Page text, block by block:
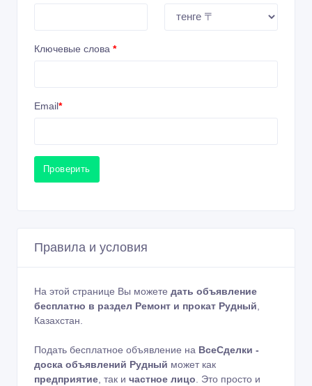
Ключевые слова *
Email*
Проверить
Правила и условия
На этой странице Вы можете дать объявление
бесплатно в раздел Ремонт и прокат Рудный
Казахстан.
Подать бесплатное объявление на ВсеСделки -
доска объявлений Рудный может как
предприятие , так и частное лицо . Это просто и